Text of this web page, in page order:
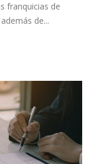
franquicias de
de...